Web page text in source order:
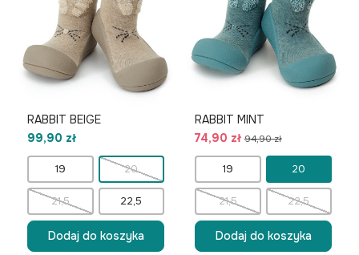
RABBIT BEIGE
99,90 zł
19 20
21,5 22,5
Dodaj do koszyka
RABBIT MINT
74,90 zł94,90 zł
19 20
21,5 22,5
Dodaj do koszyka